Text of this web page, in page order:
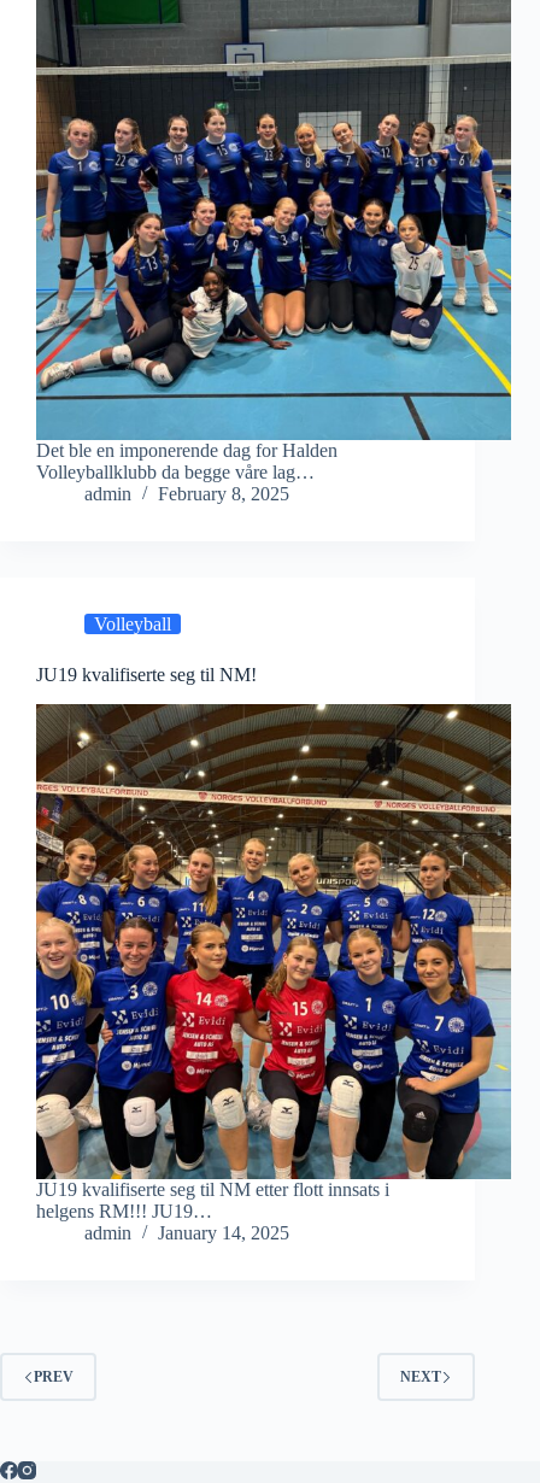
Det ble en imponerende dag for Halden
Volleyballklubb da begge våre lag…
admin
February 8, 2025
Volleyball
JU19 kvalifiserte seg til NM!
JU19 kvalifiserte seg til NM etter flott innsats i
helgens RM!!! JU19…
admin
January 14, 2025
PREV NEXT